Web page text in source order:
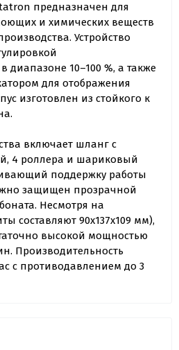
предназначен для
и химических веществ
Устройство
диапазоне 10–100 %, а также
для отображения
изготовлен из стойкого к
включает шланг с
4 роллера и шариковый
поддержку работы
защищен прозрачной
Несмотря на
составляют 90х137x109 мм),
высокой мощностью
Производительность
с противодавлением до 3